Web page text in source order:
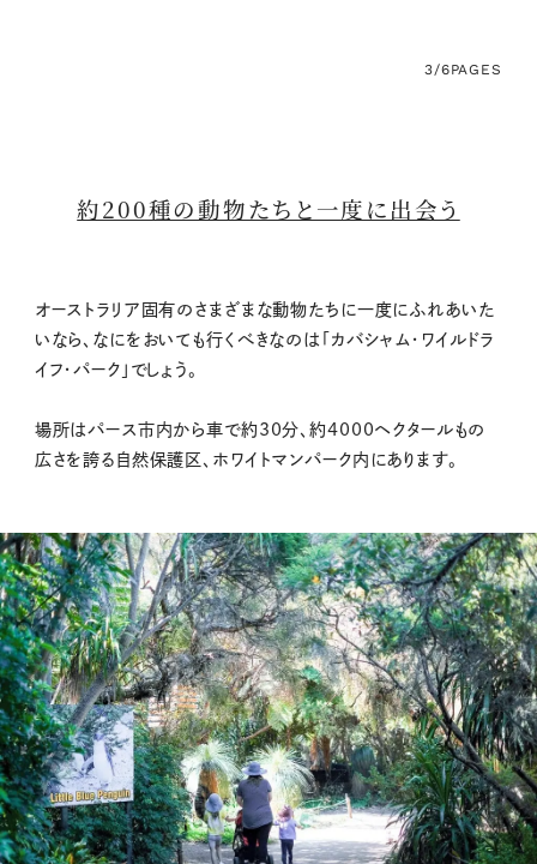
3/6PAGES
約200種の動物たちと一度に出会う
オーストラリア固有のさまざまな動物たちに一度にふれあいた
いなら、なにをおいても行くべきなのは「カバシャム・ワイルドラ
イフ・パーク」でしょう。
場所はパース市内から車で約30分、約4000ヘクタールもの
広さを誇る自然保護区、ホワイトマンパーク内にあります。